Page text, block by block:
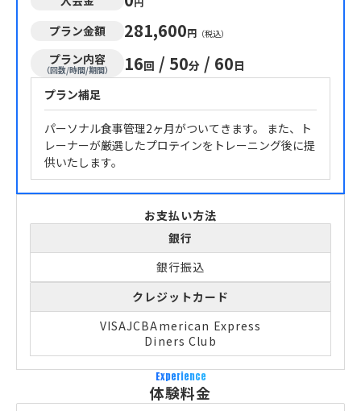
プラン金額 281,600円 （税込）
プラン内容
（回数/時間/期間） 16回 / 50分 / 60日
プラン補足
パーソナル食事管理2ヶ月がついてきます。 また、ト
レーナーが厳選したプロテインをトレーニング後に提
供いたします。
お支払い方法
銀行
銀行振込
クレジットカード
VISAJCBAmerican Express
Diners Club
Experience
体験料金